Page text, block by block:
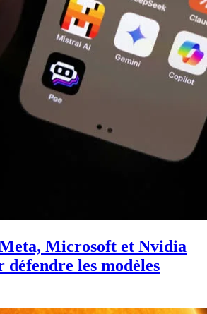
Microsoft et Nvidia
défendre les modèles